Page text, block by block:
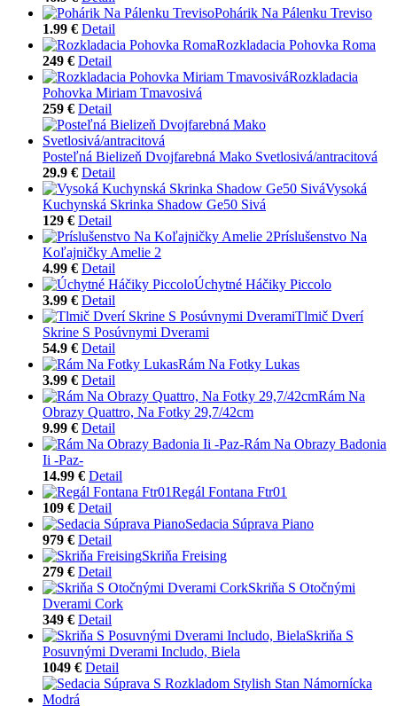
Pohárik Na Pálenku Treviso
1.99 € Detail
Rozkladacia Pohovka Roma
249 € Detail
Rozkladacia
Pohovka Miriam Tmavosivá
259 € Detail
Posteľná Bielizeň Dvojfarebná Mako Svetlosivá/antracitová
29.9 € Detail
Vysoká
Kuchynská Skrinka Shadow Ge50 Sivá
129 € Detail
Príslušenstvo Na
Koľajničky Amelie 2
4.99 € Detail
Úchytné Háčiky Piccolo
3.99 € Detail
Tlmič Dverí
Skrine S Posúvnymi Dverami
54.9 € Detail
Rám Na Fotky Lukas
3.99 € Detail
Rám Na
Obrazy Quattro, Na Fotky 29,7/42cm
9.99 € Detail
Rám Na Obrazy Badonia
Ii -Paz-
14.99 € Detail
Regál Fontana Ftr01
109 € Detail
Sedacia Súprava Piano
979 € Detail
Skriňa Freising
279 € Detail
Skriňa S Otočnými
Dverami Cork
349 € Detail
Skriňa S
Posuvnými Dverami Includo, Biela
1049 € Detail